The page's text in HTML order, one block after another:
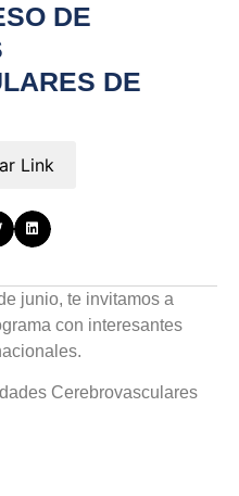
DE
DE
Link
junio, te invitamos a
con interesantes
Cerebrovasculares